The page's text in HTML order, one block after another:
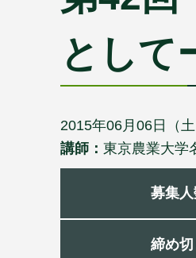
として
2015年06月06日（
講師： 東京農業大
募集
締め切